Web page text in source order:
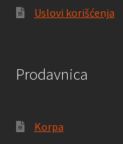
Uslovi korišćenja
Prodavnica
Korpa